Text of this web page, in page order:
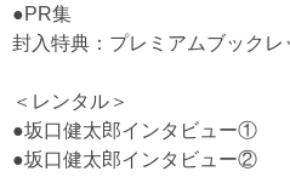
●PR集
封入特典：プレミアムブックレ
＜レンタル＞
●坂口健太郎インタビュー①
●坂口健太郎インタビュー②